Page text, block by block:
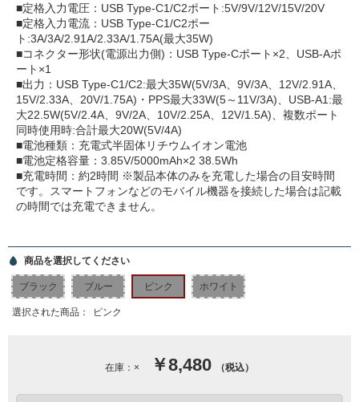
■定格入力電圧：USB Type-C1/C2ポート:5V/9V/12V/15V/20V
■定格入力電流：USB Type-C1/C2ポー
ト:3A/3A/2.91A/2.33A/1.75A(最大35W)
■コネクター形状(電源出力側)：USB Type-Cポート×2、USB-Aポ
ート×1
■出力：USB Type-C1/C2:最大35W(5V/3A、9V/3A、12V/2.91A、
15V/2.33A、20V/1.75A)・PPS最大33W(5～11V/3A)、USB-A1:最
大22.5W(5V/2.4A、9V/2A、10V/2.25A、12V/1.5A)、複数ポート
同時使用時:合計最大20W(5V/4A)
■電池種類：充電式半固体リチウムイオン電池
■電池定格容量：3.85V/5000mAh×2 38.5Wh
■充電時間：約2時間 ※製品本体のみを充電した場合の目安時間
です。スマートフォンなどのモバイル機器を接続した場合は記載
の時間では充電できません。
商品を選択してください
ブラック ブルー ピンク ホワイト
選択された商品： ピンク
在庫：× ￥8,480 （税込）